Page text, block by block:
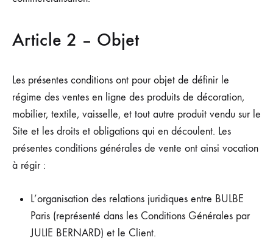
Article 2 – Objet
Les présentes conditions ont pour objet de définir le
régime des ventes en ligne des produits de décoration,
mobilier, textile, vaisselle, et tout autre produit vendu sur le
Site et les droits et obligations qui en découlent. Les
présentes conditions générales de vente ont ainsi vocation
à régir :
L’organisation des relations juridiques entre BULBE
Paris (représenté dans les Conditions Générales par
JULIE BERNARD) et le Client.